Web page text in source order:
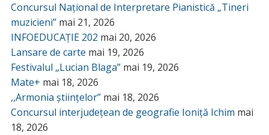
Concursul Național de Interpretare Pianistică „Tineri
muzicieni” mai 21, 2026
INFOEDUCAȚIE 202 mai 20, 2026
Lansare de carte mai 19, 2026
Festivalul „Lucian Blaga” mai 19, 2026
Mate+ mai 18, 2026
,,Armonia științelor” mai 18, 2026
Concursul interjudețean de geografie Ioniță Ichim mai
18, 2026